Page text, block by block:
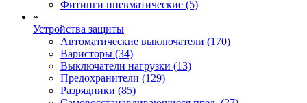
Фитинги пневматические (5)
»
Устройства защиты
Автоматические выключатели (170)
Варисторы (34)
Выключатели нагрузки (13)
Предохранители (129)
Разрядники (85)